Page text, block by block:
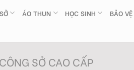
ÁO THUN HỌC SINH BẢO VỆ
SỞ CAO CẤP